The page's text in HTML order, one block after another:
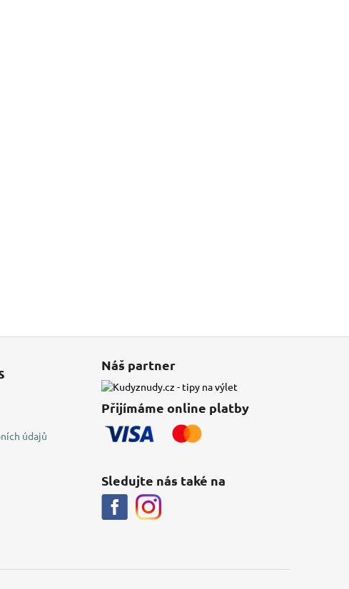
údajů
Náš partner
Přijímáme online platby
Sledujte nás také na